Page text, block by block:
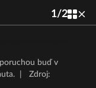
1/2
buď v
Zdroj: